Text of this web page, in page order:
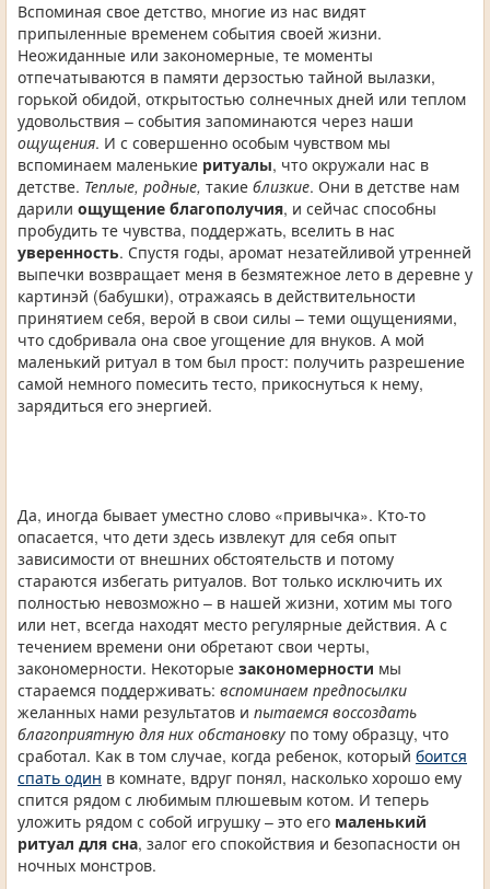
Вспоминая свое детство, многие из нас видят
припыленные временем события своей жизни.
Неожиданные или закономерные, те моменты
отпечатываются в памяти дерзостью тайной вылазки,
горькой обидой, открытостью солнечных дней или теплом
удовольствия – события запоминаются через наши
ощущения. И с совершенно особым чувством мы
вспоминаем маленькие ритуалы, что окружали нас в
детстве. Теплые, родные, такие близкие. Они в детстве нам
дарили ощущение благополучия, и сейчас способны
пробудить те чувства, поддержать, вселить в нас
уверенность. Спустя годы, аромат незатейливой утренней
выпечки возвращает меня в безмятежное лето в деревне у
картинэй (бабушки), отражаясь в действительности
принятием себя, верой в свои силы – теми ощущениями,
что сдобривала она свое угощение для внуков. А мой
маленький ритуал в том был прост: получить разрешение
самой немного помесить тесто, прикоснуться к нему,
зарядиться его энергией.
Да, иногда бывает уместно слово «привычка». Кто-то
опасается, что дети здесь извлекут для себя опыт
зависимости от внешних обстоятельств и потому
стараются избегать ритуалов. Вот только исключить их
полностью невозможно – в нашей жизни, хотим мы того
или нет, всегда находят место регулярные действия. А с
течением времени они обретают свои черты,
закономерности. Некоторые закономерности мы
стараемся поддерживать: вспоминаем предпосылки
желанных нами результатов и пытаемся воссоздать
благоприятную для них обстановку по тому образцу, что
сработал. Как в том случае, когда ребенок, который боится
спать один в комнате, вдруг понял, насколько хорошо ему
спится рядом с любимым плюшевым котом. И теперь
уложить рядом с собой игрушку – это его маленький
ритуал для сна, залог его спокойствия и безопасности он
ночных монстров.